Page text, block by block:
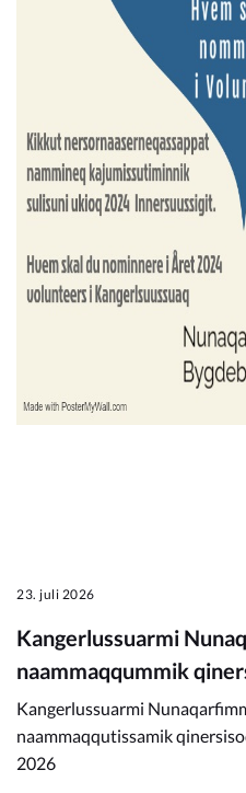
23. juli 2026
Kangerlussuarmi
naammaqqummik
Kangerlussuarmi
naammaqqutissamik
2026